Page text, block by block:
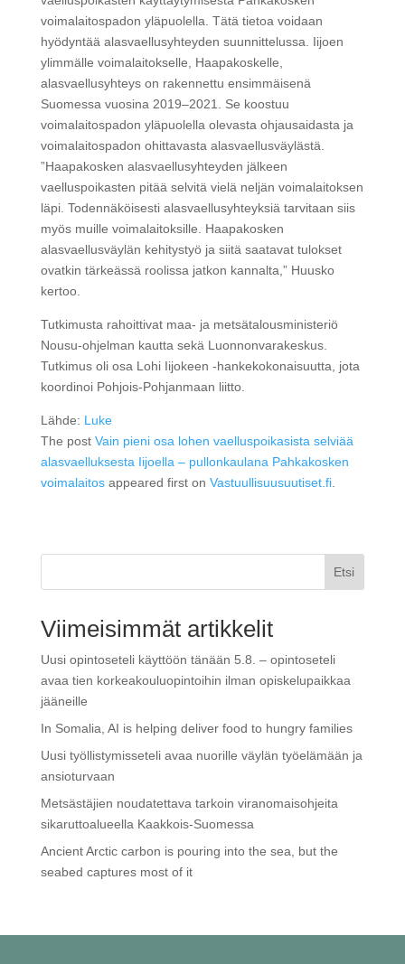
voimalaitospadon yläpuolella. Tätä tietoa voidaan
hyödyntää alasvaellusyhteyden suunnittelussa. Iijoen
ylimmälle voimalaitokselle, Haapakoskelle,
alasvaellusyhteys on rakennettu ensimmäisenä
Suomessa vuosina 2019–2021. Se koostuu
voimalaitospadon yläpuolella olevasta ohjausaidasta ja
voimalaitospadon ohittavasta alasvaellusväylästä.
”Haapakosken alasvaellusyhteyden jälkeen
vaelluspoikasten pitää selvitä vielä neljän voimalaitoksen
läpi. Todennäköisesti alasvaellusyhteyksiä tarvitaan siis
myös muille voimalaitoksille. Haapakosken
alasvaellusväylän kehitystyö ja siitä saatavat tulokset
ovatkin tärkeässä roolissa jatkon kannalta,” Huusko
kertoo.
Tutkimusta rahoittivat maa- ja metsätalousministeriö
Nousu-ohjelman kautta sekä Luonnonvarakeskus.
Tutkimus oli osa Lohi Iijokeen -hankekokonaisuutta, jota
koordinoi Pohjois-Pohjanmaan liitto.
Lähde: Luke
The post Vain pieni osa lohen vaelluspoikasista selviää
alasvaelluksesta Iijoella – pullonkaulana Pahkakosken
voimalaitosappeared first on Vastuullisuusuutiset.fi.
Etsi
Viimeisimmät artikkelit
Uusi opintoseteli käyttöön tänään 5.8. – opintoseteli
avaa tien korkeakouluopintoihin ilman opiskelupaikkaa
jääneille
In Somalia, AI is helping deliver food to hungry families
Uusi työllistymisseteli avaa nuorille väylän työelämään ja
ansioturvaan
Metsästäjien noudatettava tarkoin viranomaisohjeita
sikaruttoalueella Kaakkois-Suomessa
Ancient Arctic carbon is pouring into the sea, but the
seabed captures most of it